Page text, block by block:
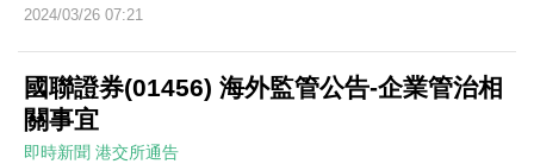
2024/03/26 07:21
國聯證券(01456) 海外監管公告-企業管治相
關事宜
即時新聞 港交所通告